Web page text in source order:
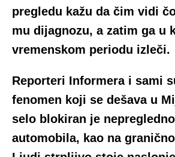
pregledu kažu da čim vidi
mu dijagnozu, a zatim ga u
vremenskom periodu izleči.
Reporteri Informera i sami
fenomen koji se dešava u
selo blokiran je
automobila, kao na